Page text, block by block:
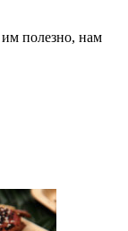
полезно, нам